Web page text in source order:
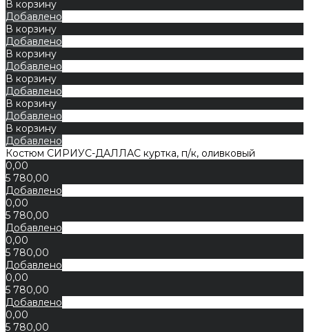
В корзину
Добавлено
В корзину
Добавлено
В корзину
Добавлено
В корзину
Добавлено
В корзину
Добавлено
В корзину
Добавлено
Костюм СИРИУС-ДАЛЛАС куртка, п/к, оливковый
0,00
5 780,00
Добавлено
0,00
5 780,00
Добавлено
0,00
5 780,00
Добавлено
0,00
5 780,00
Добавлено
0,00
5 780,00